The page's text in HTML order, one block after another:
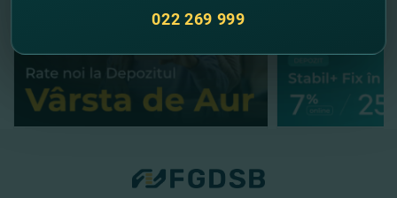
022 269 999